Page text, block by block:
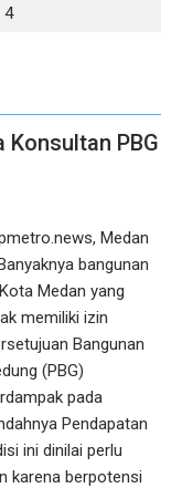
4
Konsultan PBG
Medan
bangunan
Medan yang
memiliki izin
Bangunan
(PBG)
pada
Pendapatan
ini dinilai perlu
karena berpotensi